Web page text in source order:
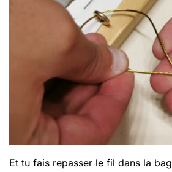
Et tu fais repasser le fil dans la